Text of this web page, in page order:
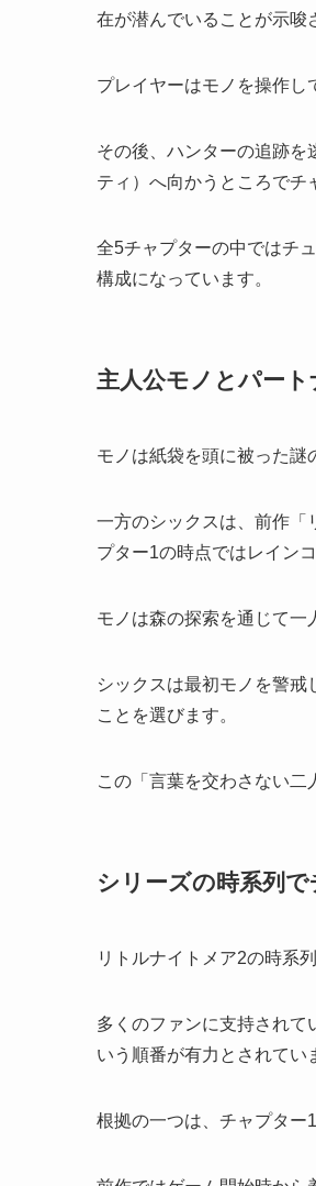
在が潜んでいることが示唆
プレイヤーはモノを操作し
その後、ハンターの追跡を
ティ）へ向かうところでチ
全5チャプターの中ではチ
構成になっています。
主人公モノとパー
モノは紙袋を頭に被った謎
一方のシックスは、前作「
プター1の時点ではレイン
モノは森の探索を通じて一
シックスは最初モノを警
ことを選びます。
この「言葉を交わさない二
シリーズの時系列
リトルナイトメア2の時系
多くのファンに支持され
いう順番が有力とされてい
根拠の一つは、チャプター